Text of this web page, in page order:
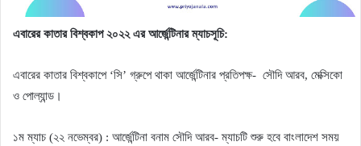
এবারের কাতার বিশ্বকাপ ২০২২ এর আর্জেন্টিনার ম্যাচসূচি:
এবারের কাতার বিশ্বকাপে ‘সি’ গ্রুপে থাকা আর্জেন্টিনার প্রতিপক্ষ- সৌদি আরব, মেক্সিকো
ও পোল্যান্ড।
১ম ম্যাচ (২২ নভেম্বর) : আর্জেন্টিনা বনাম সৌদি আরব- ম্যাচটি শুরু হবে বাংলাদেশ সময়